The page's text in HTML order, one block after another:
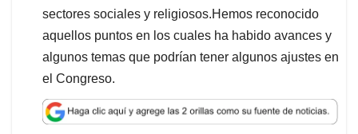
sectores sociales y religiosos.Hemos reconocido
aquellos puntos en los cuales ha habido avances y
algunos temas que podrían tener algunos ajustes en
el Congreso.